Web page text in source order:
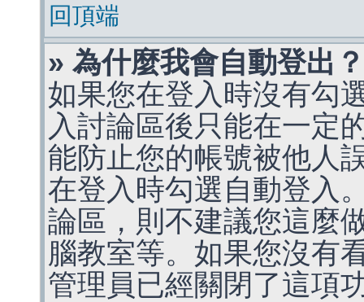
回頂端
» 為什麼我會自動登出？
如果您在登入時沒有勾
入討論區後只能在一定
能防止您的帳號被他人
在登入時勾選自動登入
論區，則不建議您這麼
腦教室等。如果您沒有
管理員已經關閉了這項